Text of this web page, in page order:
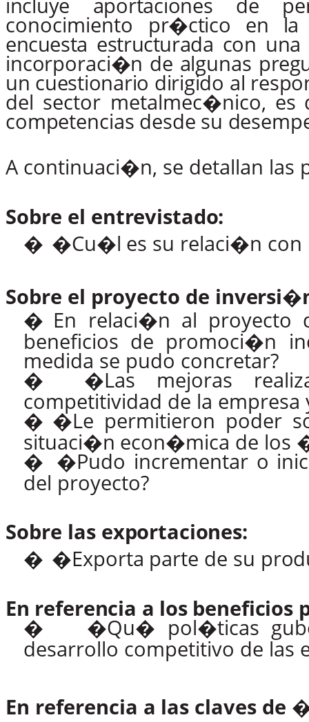
conocimiento pr�ctico en la
encuesta estructurada con una
incorporaci�n de algunas
un cuestionario dirigido al
del sector metalmec�nico, es
competencias desde su
A continuaci�n, se detallan las
Sobre el entrevistado:
� �Cu�l es su relaci�n con
Sobre el proyecto de
� En relaci�n al proyecto
beneficios de promoci�n
medida se pudo concretar?
� �Las mejoras
competitividad de la empresa
� �Le permitieron poder
situaci�n econ�mica de los
� �Pudo incrementar o
del proyecto?
Sobre las exportaciones:
� �Exporta parte de su
En referencia a los beneficios
� �Qu� pol�ticas
desarrollo competitivo de las
En referencia a las claves de